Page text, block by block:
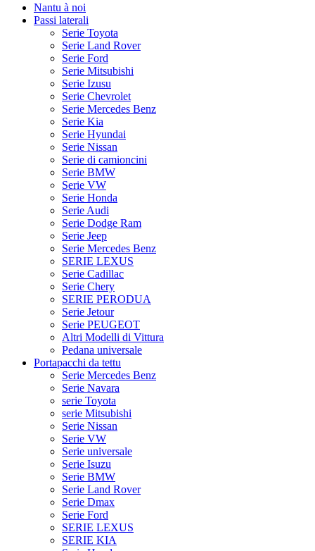
Nantu à noi
Passi laterali
Serie Toyota
Serie Land Rover
Serie Ford
Serie Mitsubishi
Serie Izusu
Serie Chevrolet
Serie Mercedes Benz
Serie Kia
Serie Hyundai
Serie Nissan
Serie di camioncini
Serie BMW
Serie VW
Serie Honda
Serie Audi
Serie Dodge Ram
Serie Jeep
Serie Mercedes Benz
SERIE LEXUS
Serie Cadillac
Serie Chery
SERIE PERODUA
Serie Jetour
Serie PEUGEOT
Altri Modelli di Vittura
Pedana universale
Portapacchi da tettu
Serie Mercedes Benz
Serie Navara
serie Toyota
serie Mitsubishi
Serie Nissan
Serie VW
Serie universale
Serie Isuzu
Serie BMW
Serie Land Rover
Serie Dmax
Serie Ford
SERIE LEXUS
SERIE KIA